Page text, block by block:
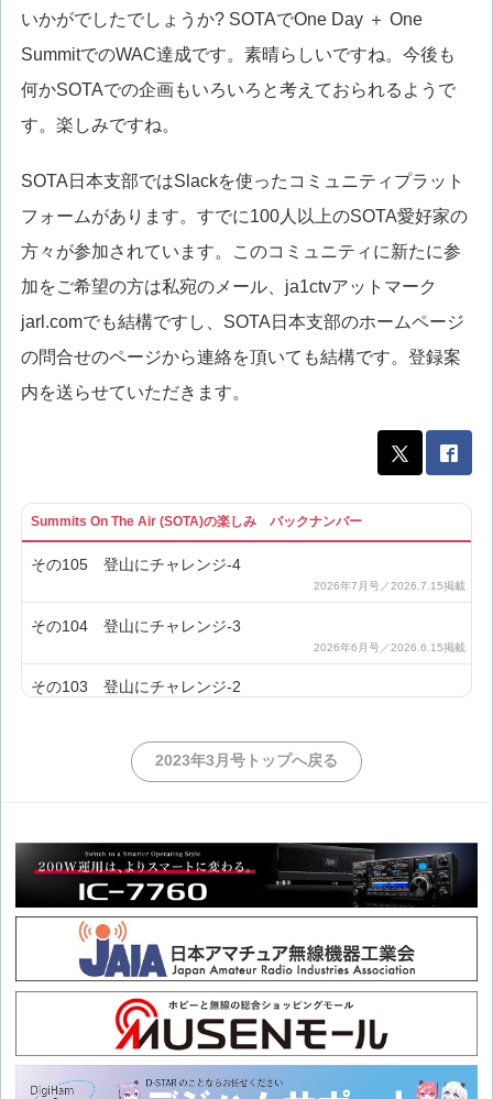
いかがでしたでしょうか? SOTAでOne Day ＋ One
SummitでのWAC達成です。素晴らしいですね。今後も
何かSOTAでの企画もいろいろと考えておられるようで
す。楽しみですね。
SOTA日本支部ではSlackを使ったコミュニティプラット
フォームがあります。すでに100人以上のSOTA愛好家の
方々が参加されています。このコミュニティに新たに参
加をご希望の方は私宛のメール、ja1ctvアットマーク
jarl.comでも結構ですし、SOTA日本支部のホームページ
の問合せのページから連絡を頂いても結構です。登録案
内を送らせていただきます。
Summits On The Air (SOTA)の楽しみ バックナンバー
その105 登山にチャレンジ-4
その104 登山にチャレンジ-3
その103 登山にチャレンジ-2
その102 登山にチャレンジ-1
その100 2026 SOTAチャレンジ-2
その99 2026 SOTAチャレンジ
その98 SOTA日本支部設立10周年-7
その97 SOTA日本支部設立10周年-6
2023年3月号トップへ戻る